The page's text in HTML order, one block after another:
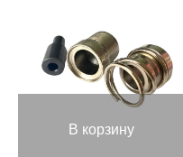
В корзину